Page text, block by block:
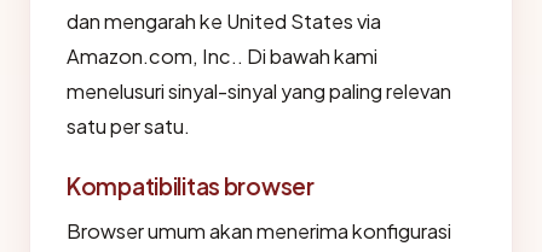
dan mengarah ke United States via
Amazon.com, Inc.. Di bawah kami
menelusuri sinyal-sinyal yang paling relevan
satu per satu.
Kompatibilitas browser
Browser umum akan menerima konfigurasi